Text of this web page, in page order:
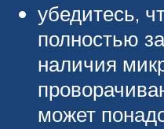
убедитесь,
полностью
наличия
может